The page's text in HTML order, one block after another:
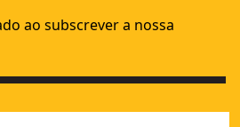
ao subscrever a nossa